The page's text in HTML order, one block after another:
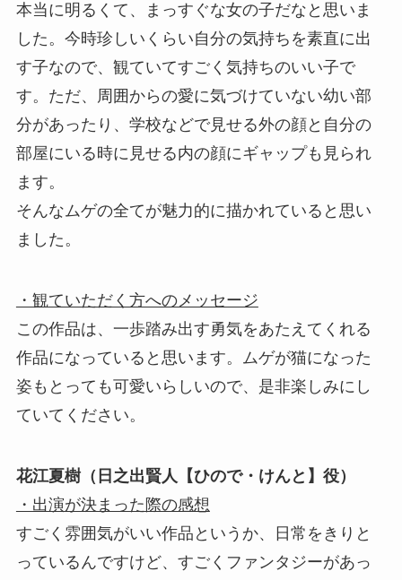
本当に明るくて、まっすぐな女の子だなと思いま
した。今時珍しいくらい自分の気持ちを素直に出
す子なので、観ていてすごく気持ちのいい子で
す。ただ、周囲からの愛に気づけていない幼い部
分があったり、学校などで見せる外の顔と自分の
部屋にいる時に見せる内の顔にギャップも見られ
ます。
そんなムゲの全てが魅力的に描かれていると思い
ました。
・観ていただく方へのメッセージ
この作品は、一歩踏み出す勇気をあたえてくれる
作品になっていると思います。ムゲが猫になった
姿もとっても可愛いらしいので、是非楽しみにし
ていてください。
花江夏樹（日之出賢人【ひので・けんと】役）
・出演が決まった際の感想
すごく雰囲気がいい作品というか、日常をきりと
っているんですけど、すごくファンタジーがあっ